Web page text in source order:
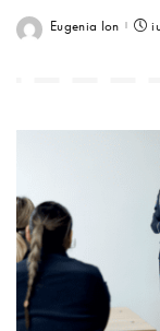
Eugenia Ion